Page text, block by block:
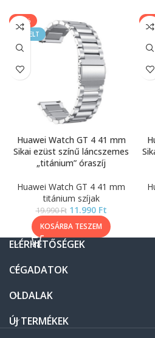
-40%
KIEMELT
Huawei Watch GT 4 41 mm
Sikai ezüst színű láncszemes
„titánium” óraszíj
Huawei Watch GT 4 41 mm
titánium szíjak
19.990Ft 11.990 Ft
KOSÁRBA TESZEM
-
ELÉRHETŐSÉGEK
CÉGADATOK
OLDALAK
ÚJ TERMÉKEK